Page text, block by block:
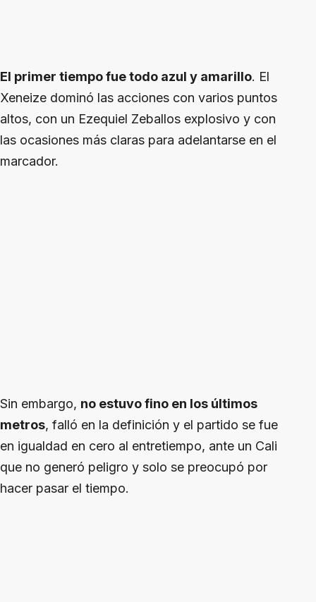
El primer tiempo fue todo azul y amarillo. El
Xeneize dominó las acciones con varios puntos
altos, con un Ezequiel Zeballos explosivo y con
las ocasiones más claras para adelantarse en el
marcador.
Sin embargo, no estuvo fino en los últimos
metros, falló en la definición y el partido se fue
en igualdad en cero al entretiempo, ante un Cali
que no generó peligro y solo se preocupó por
hacer pasar el tiempo.